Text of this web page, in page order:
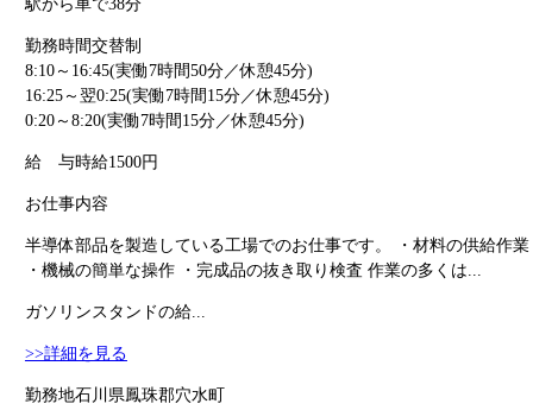
駅から車で38分
勤務時間交替制
8:10～16:45(実働7時間50分／休憩45分)
16:25～翌0:25(実働7時間15分／休憩45分)
0:20～8:20(実働7時間15分／休憩45分)
給 与時給1500円
お仕事内容
半導体部品を製造している工場でのお仕事です。 ・材料の供給作業
・機械の簡単な操作 ・完成品の抜き取り検査 作業の多くは...
ガソリンスタンドの給...
>>詳細を見る
勤務地石川県鳳珠郡穴水町